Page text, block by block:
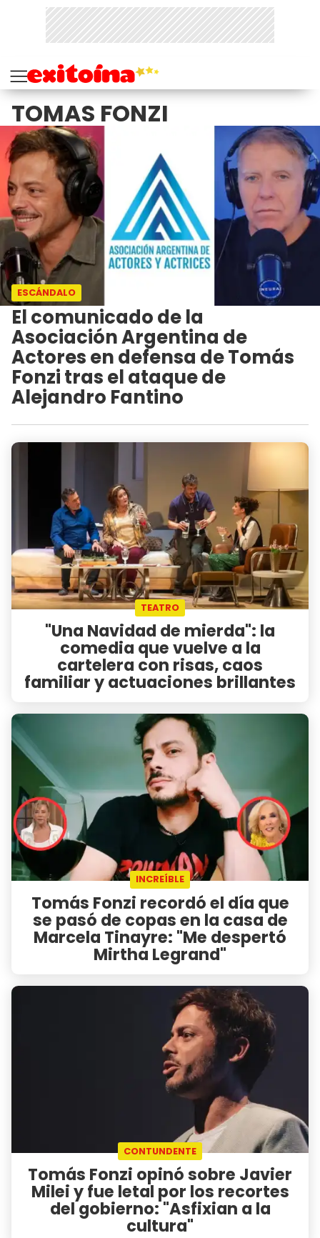
TOMAS FONZI
ESCÁNDALO
El comunicado de la
Asociación Argentina de
Actores en defensa de Tomás
Fonzi tras el ataque de
Alejandro Fantino
TEATRO
"Una Navidad de mierda": la
comedia que vuelve a la
cartelera con risas, caos
familiar y actuaciones brillantes
INCREÍBLE
Tomás Fonzi recordó el día que
se pasó de copas en la casa de
Marcela Tinayre: "Me despertó
Mirtha Legrand"
CONTUNDENTE
Tomás Fonzi opinó sobre Javier
Milei y fue letal por los recortes
del gobierno: "Asfixian a la
cultura"